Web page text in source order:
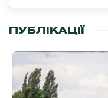
ПУБЛІКАЦІЇ